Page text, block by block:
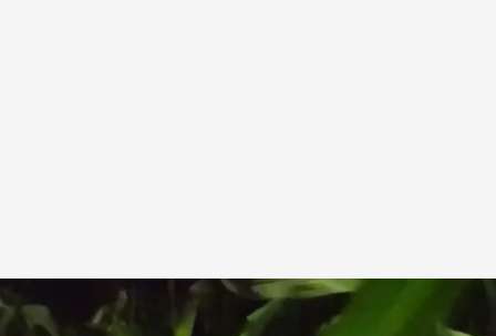
La complicada búsqueda entre mazorcas y ramas